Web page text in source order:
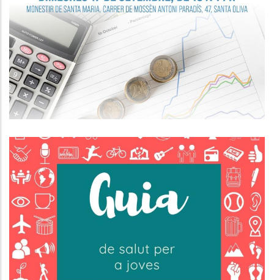
Seminari Empresarial “Fonts De
Finançament Públiques I Privades”.
P. econòmica
L'Oficina Jove Del Baix Penedès
Ha Actualitzat La Guia De Salut
Joventut